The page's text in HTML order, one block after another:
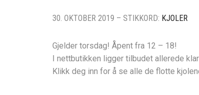
30. OKTOBER 2019 – STIKKORD: KJOLER
Gjelder torsdag! Åpent fra 12 – 18!
I nettbutikken ligger tilbudet allerede
Klikk deg inn for å se alle de flotte